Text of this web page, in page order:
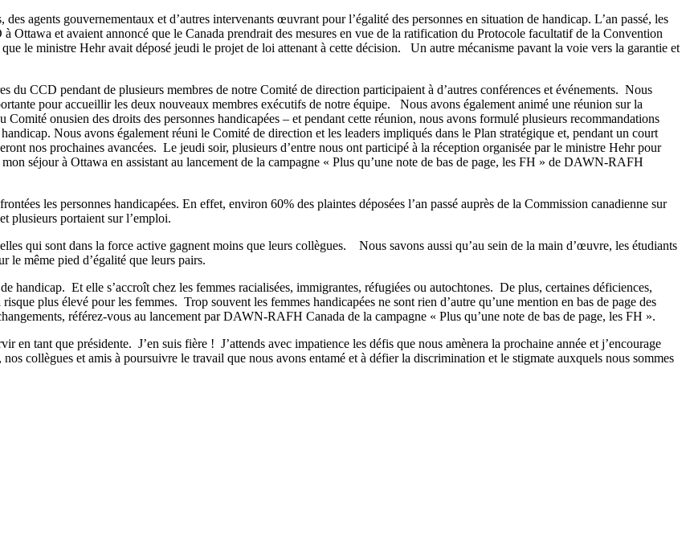
agents gouvernementaux et d’autres intervenants œuvrant pour l’égalité des personnes en situation de handicap. L’an passé, les
et avaient annoncé que le Canada prendrait des mesures en vue de la ratification du Protocole facultatif de la Convention
le ministre Hehr avait déposé jeudi le projet de loi attenant à cette décision. Un autre mécanisme pavant la voie vers la garantie et
du CCD pendant de plusieurs membres de notre Comité de direction participaient à d’autres conférences et événements. Nous
pour accueillir les deux nouveaux membres exécutifs de notre équipe. Nous avons également animé une réunion sur la
onusien des droits des personnes handicapées – et pendant cette réunion, nous avons formulé plusieurs recommandations
Nous avons également réuni le Comité de direction et les leaders impliqués dans le Plan stratégique et, pendant un court
nos prochaines avancées. Le jeudi soir, plusieurs d’entre nous ont participé à la réception organisée par le ministre Hehr pour
séjour à Ottawa en assistant au lancement de la campagne « Plus qu’une note de bas de page, les FH » de DAWN-RAFH
les personnes handicapées. En effet, environ 60% des plaintes déposées l’an passé auprès de la Commission canadienne sur
plusieurs portaient sur l’emploi.
qui sont dans la force active gagnent moins que leurs collègues. Nous savons aussi qu’au sein de la main d’œuvre, les étudiants
le même pied d’égalité que leurs pairs.
handicap. Et elle s’accroît chez les femmes racialisées, immigrantes, réfugiées ou autochtones. De plus, certaines déficiences,
plus élevé pour les femmes. Trop souvent les femmes handicapées ne sont rien d’autre qu’une mention en bas de page des
référez-vous au lancement par DAWN-RAFH Canada de la campagne « Plus qu’une note de bas de page, les FH ».
en tant que présidente. J’en suis fière ! J’attends avec impatience les défis que nous amènera la prochaine année et j’encourage
collègues et amis à poursuivre le travail que nous avons entamé et à défier la discrimination et le stigmate auxquels nous sommes